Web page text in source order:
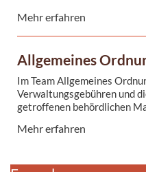
Gewerbeanzeigen An-, Ab-
...
Mehr erfahren
Allgemeines
Im Team Allgemeines
Verwaltungsgebühren und
getroffenen behördlichen
Mehr erfahren